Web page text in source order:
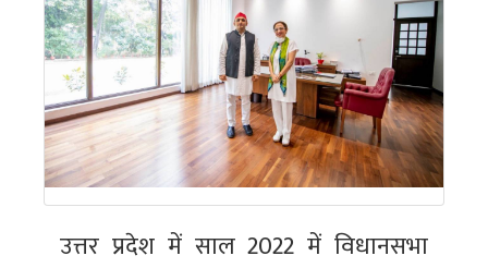
उत्तर प्रदेश में साल 2022 में विधानसभा